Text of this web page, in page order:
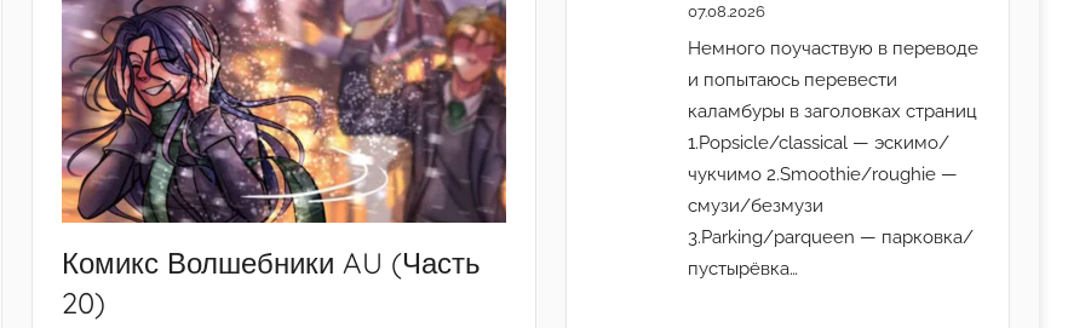
2
3
Комикс Волшебники AU (Часть
20)
07.08.2026
Немного поучаствую в переводе
и попытаюсь перевести
каламбуры в заголовках страниц
1.Popsicle/classical — эскимо/
чукчимо 2.Smoothie/roughie —
смузи/безмузи
3.Parking/parqueen — парковка/
пустырёвка…